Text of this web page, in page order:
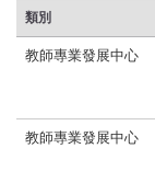
類別
教師專業發展中心
教師專業發展中心